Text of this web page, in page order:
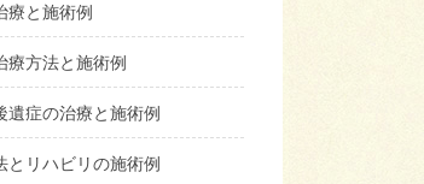
療と施術例
療方法と施術例
遺症の治療と施術例
とリハビリの施術例